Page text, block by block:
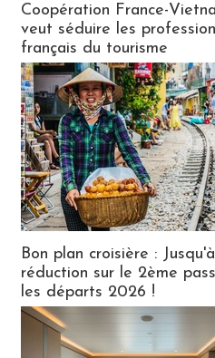
Coopération France-
veut séduire les
français du tourisme
Bon plan croisière :
réduction sur le 2ème
les départs 2026 !